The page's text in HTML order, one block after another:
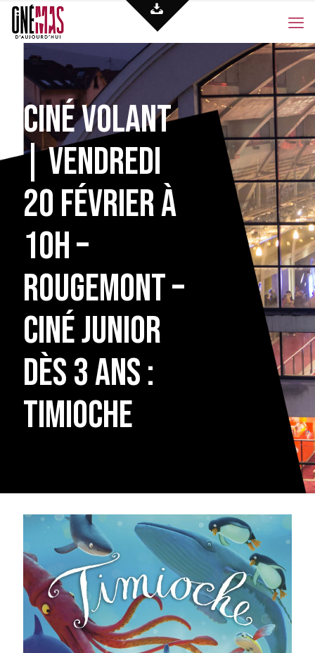
Ciné volant
| Vendredi
20 février à
10h –
Rougemont –
ciné junior
dès 3 ans :
Timioche